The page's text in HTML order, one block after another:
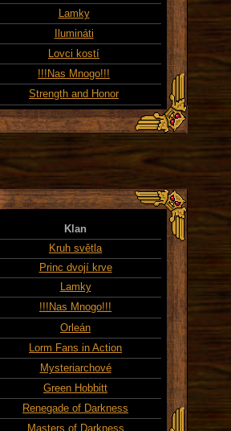
Lamky
Ilumináti
Lovci kostí
!!!Nas Mnogo!!!
Strength and Honor
Klan
Kruh světla
Princ dvojí krve
Lamky
!!!Nas Mnogo!!!
Orleán
Lorm Fans in Action
Mysteriarchové
Green Hobbitt
Renegade of Darkness
Masters of Darkness